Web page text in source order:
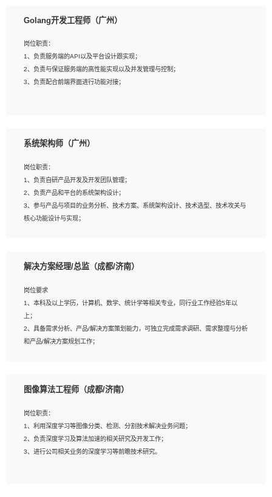
2、熟悉PostgreSQL、redis、MongoDB、ElasticSearch等开源数据库运维管理，
4、熟悉Hadoop、HBASE、Spark等大数据平台优先。
5、熟悉linux或任意一种unix操作系统，如有较强操作系统侧工作经验者优先。
6、具备丰富的项目实施经验，较强的自我学习能力。
Golang开发工程师（广州）
岗位职责：
1、负责服务端的API以及平台设计跟实现；
2、负责与保证服务端的高性能实现以及并发管理与控制；
3、负责配合前端界面进行功能对接；
2、1年以上Golang开发工作经验，能独立完成相应项目开发；
与实现，熟悉常用开源框架及设计模式；
4、熟悉Golang、连接池、消息队列等组件使用、熟悉后端开发、测试、调试流程
跟工具使用；
5、对技术有激情，喜欢钻研，能快速接受和掌握新技术，学习能力和工作责任心
强，良好的沟通表达能力和团队协作能力。
系统架构师（广州）
岗位职责：
1、负责自研产品开发及开发团队管理；
2、负责产品和平台的系统架构设计；
3、参与产品与项目的业务分析、技术方案、系统架构设计、技术选型、技术攻关与
核心功能设计与实现；
岗位要求：
1、全日制统招本科及以上学历，计算机相关专业毕业，5年以上开发工作经验；
2、具有扎实的java编程功底和良好的编码习惯，有分布式、多线程及高并发系统开
发经验和性能调优经验尤佳；熟悉JVM调优；掌握基础中间件、基础架构方案和云
平台、云产品功能特性，熟练使用相关平台的功能和了解其背后实现机制；
研发管理流程建设经验；
种常用框架和技术Springboot、Shiro、springcloud等；熟悉Linux常用命令和了解
常用脚本语言，较丰富的线上系统运维经验，复杂问题排查思路清晰。
解决方案经理/总监（成都/济南）
岗位要求
1、本科及以上学历，计算机、数学、统计学等相关专业，同行业工作经验5年以
上；
2、具备需求分析、产品/解决方案策划能力，可独立完成需求调研、需求整理与分析
和产品/解决方案规划工作；
相关的解决方案，包括视频分析、图像识别、NLP、OCR、机器学习等；
AI算法框架，对人脸识别、目标检测、图像识别、OCR、NLP等AI算法有深刻理
解。具有AI平台级产品/解决方案从业经验者优先。具有大数据技术背景者优先；
6、具备良好的客户意识与沟通能力，善于学习思考、创新与团队协作，认真负责、
执行力与抗压力强。
图像算法工程师（成都/济南）
岗位职责：
1、利用深度学习等图像分类、检测、分割技术解决业务问题；
2、负责深度学习及算法加速的相关研究及开发工作；
3、进行公司相关业务的深度学习等前瞻技术研究。